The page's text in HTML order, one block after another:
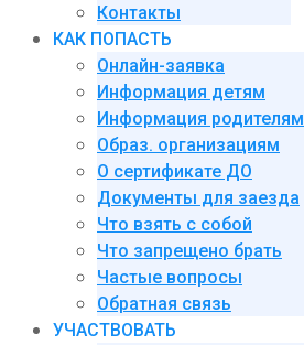
Контакты
КАК ПОПАСТЬ
Онлайн-заявка
Информация детям
Информация родителям
Образ. организациям
О сертификате ДО
Документы для заезда
Что взять с собой
Что запрещено брать
Частые вопросы
Обратная связь
УЧАСТВОВАТЬ